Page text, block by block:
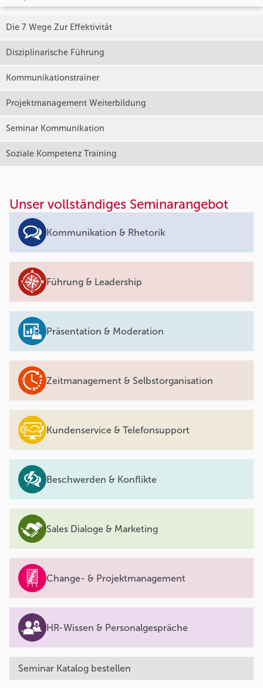
Die 7 Wege Zur Effektivität
Disziplinarische Führung
Kommunikationstrainer
Projektmanagement Weiterbildung
Seminar Kommunikation
Soziale Kompetenz Training
Unser vollständiges Seminarangebot
Kommunikation & Rhetorik
Führung & Leadership
Präsentation & Moderation
Zeitmanagement & Selbstorganisation
Kundenservice & Telefonsupport
Beschwerden & Konflikte
Sales Dialoge & Marketing
Change- & Projektmanagement
HR-Wissen & Personalgespräche
Seminar Katalog bestellen